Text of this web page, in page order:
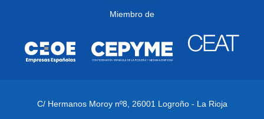
Miembro de
C/ Hermanos Moroy nº8, 26001 Logroño - La Rioja